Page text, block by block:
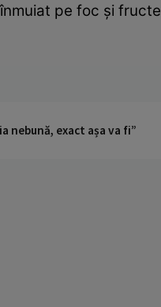
pe foc şi fructe
nebună, exact așa va fi”